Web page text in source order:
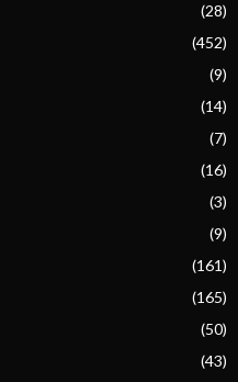
(28)
(452)
(9)
(14)
(7)
(16)
(3)
(9)
(161)
(165)
(50)
(43)